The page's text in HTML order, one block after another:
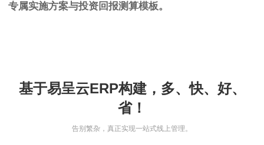
专属实施方案与投资回报测算模板。
基于易呈云ERP构建，多、快、好、
省！
告别繁杂，真正实现一站式线上管理。